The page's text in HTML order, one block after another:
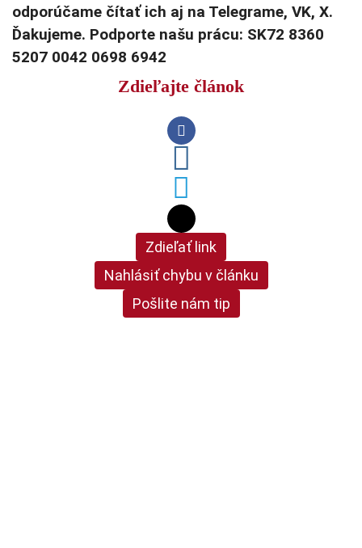
odporúčame čítať ich aj na Telegrame, VK, X.
Ďakujeme. Podporte našu prácu: SK72 8360
5207 0042 0698 6942
Zdieľajte článok
Zdieľať link
Nahlásiť chybu v článku
Pošlite nám tip